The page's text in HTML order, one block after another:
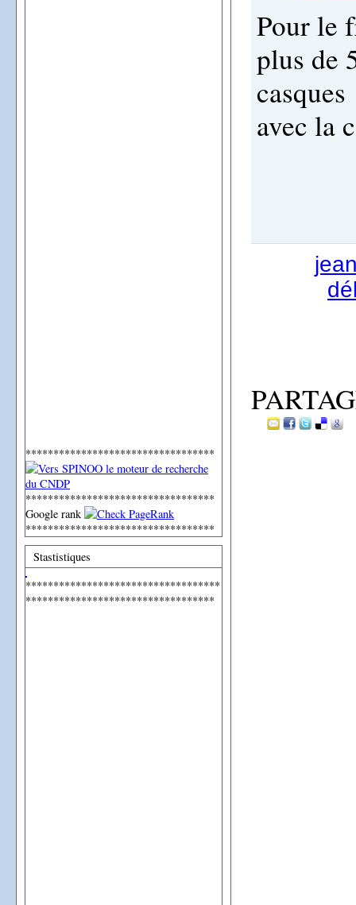
**********************************
**********************************
Google rank
**********************************
Stastistiques
***********************************
**********************************
Pour le
plus de
avec la